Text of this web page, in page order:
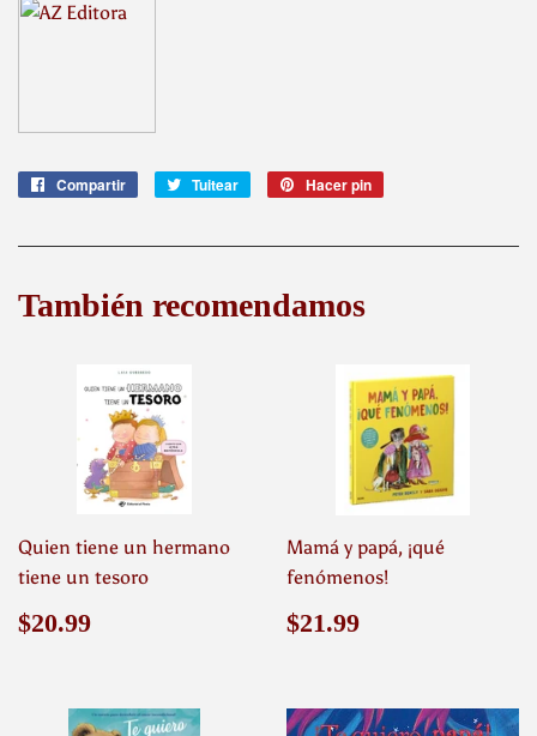
Compartir
CompartirTuitear
Tuitear Hacer pin
También recomendamos
Quien tiene un hermano
tiene un tesoro
Precio
$20.99
Mamá y papá, ¡qué
fenómenos!
Precio
$21.99